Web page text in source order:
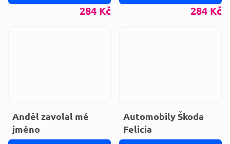
284 Kč 284 Kč
Anděl zavolal mé
jméno
Automobily Škoda
Felicia